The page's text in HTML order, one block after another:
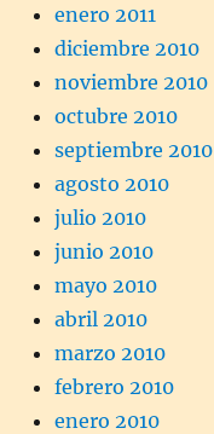
enero 2011
diciembre 2010
noviembre 2010
octubre 2010
septiembre 2010
agosto 2010
julio 2010
junio 2010
mayo 2010
abril 2010
marzo 2010
febrero 2010
enero 2010